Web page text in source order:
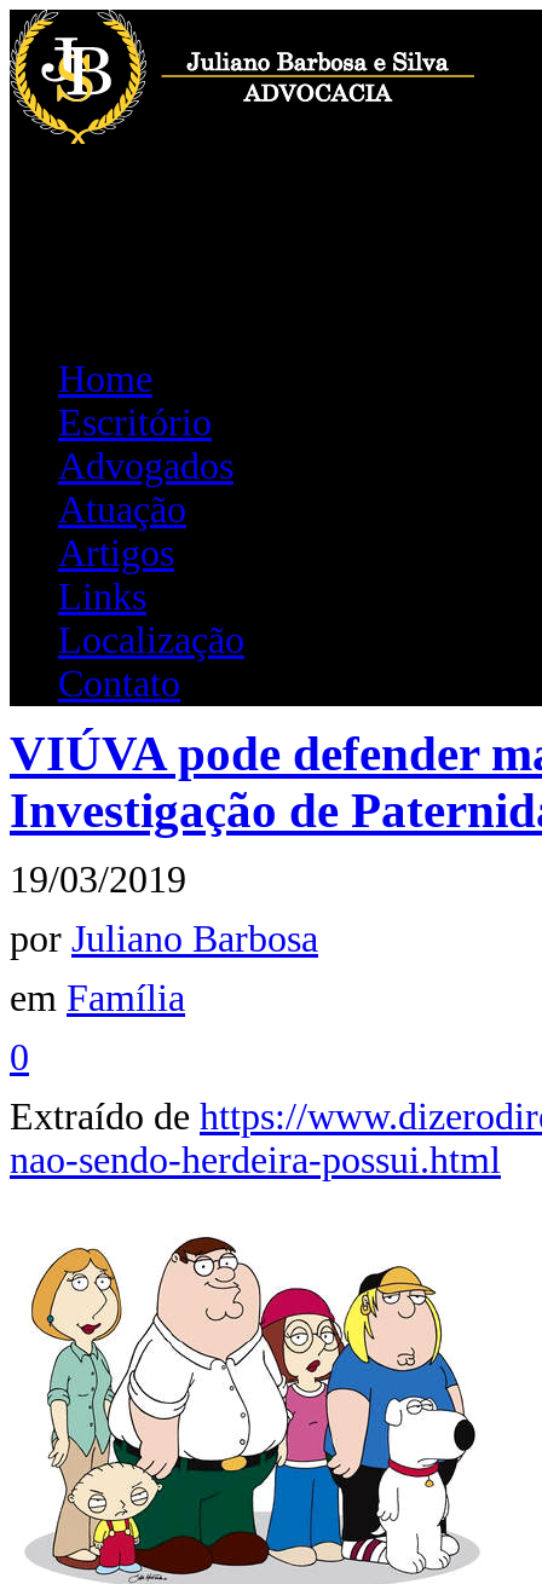
Home
Escritório
Advogados
Atuação
Artigos
Links
Localização
Contato
VIÚVA pode defender
Investigação de
19/03/2019
por Juliano Barbosa
em Família
0
Extraído de https://
nao-sendo-herdeira-possui.html